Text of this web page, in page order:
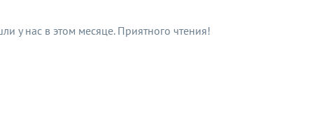
у нас в этом месяце. Приятного чтения!